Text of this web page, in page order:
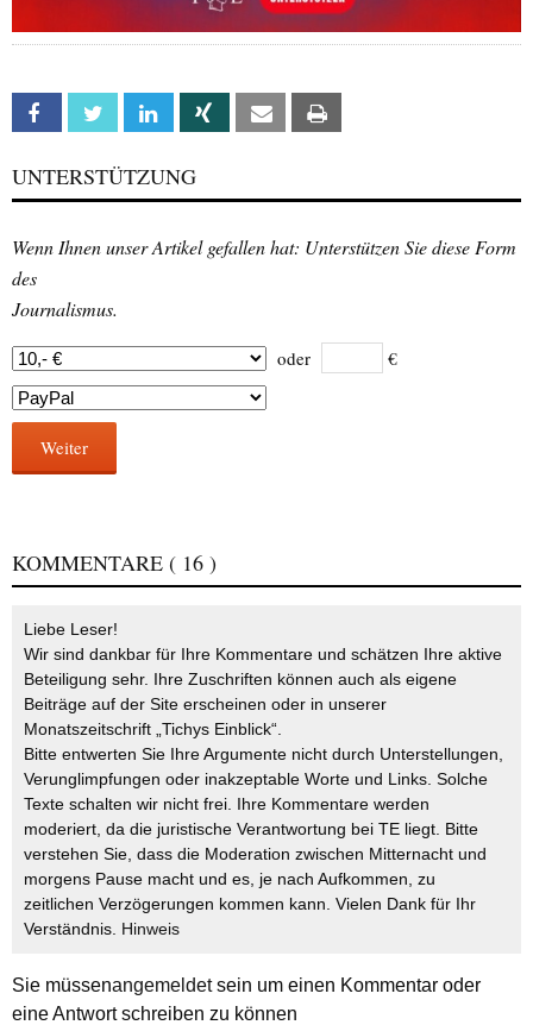
Facebook Twitter Linkedin Xing Email
UNTERSTÜTZUNG
Wenn Ihnen unser Artikel gefallen hat: Unterstützen Sie diese Form
des
Journalismus.
oder €
Weiter
KOMMENTARE ( 16 )
Liebe Leser!
Wir sind dankbar für Ihre Kommentare und schätzen Ihre aktive
Beteiligung sehr. Ihre Zuschriften können auch als eigene
Beiträge auf der Site erscheinen oder in unserer
Monatszeitschrift „Tichys Einblick“.
Bitte entwerten Sie Ihre Argumente nicht durch Unterstellungen,
Verunglimpfungen oder inakzeptable Worte und Links. Solche
Texte schalten wir nicht frei. Ihre Kommentare werden
moderiert, da die juristische Verantwortung bei TE liegt. Bitte
verstehen Sie, dass die Moderation zwischen Mitternacht und
morgens Pause macht und es, je nach Aufkommen, zu
zeitlichen Verzögerungen kommen kann. Vielen Dank für Ihr
Verständnis. Hinweis
Sie müssenangemeldetsein um einen Kommentar oder
eine Antwort schreiben zu können